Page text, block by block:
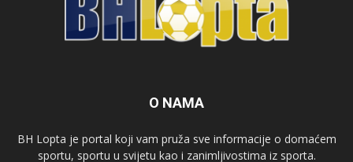
O NAMA
BH Lopta je portal koji vam pruža sve informacije o domaćem
sportu, sportu u svijetu kao i zanimljivostima iz sporta.